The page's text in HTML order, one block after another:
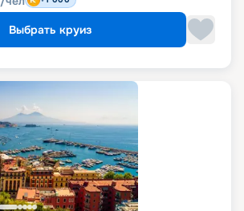
Выбрать круиз